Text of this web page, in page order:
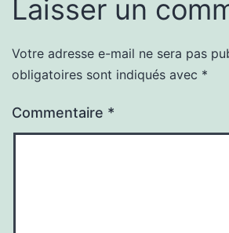
Laisser un
Votre adresse e-mail ne sera pas
obligatoires sont indiqués avec *
Commentaire *